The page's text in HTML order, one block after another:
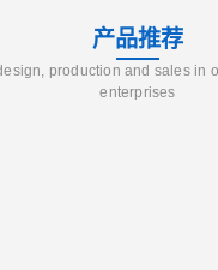
产品推荐
production and sales in
enterprises